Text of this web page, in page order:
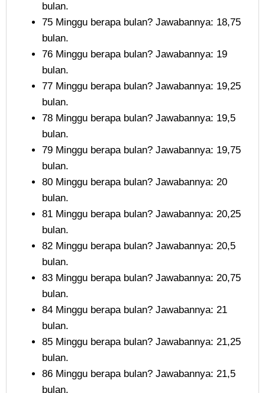
bulan.
75 Minggu berapa bulan? Jawabannya: 18,75
bulan.
76 Minggu berapa bulan? Jawabannya: 19
bulan.
77 Minggu berapa bulan? Jawabannya: 19,25
bulan.
78 Minggu berapa bulan? Jawabannya: 19,5
bulan.
79 Minggu berapa bulan? Jawabannya: 19,75
bulan.
80 Minggu berapa bulan? Jawabannya: 20
bulan.
81 Minggu berapa bulan? Jawabannya: 20,25
bulan.
82 Minggu berapa bulan? Jawabannya: 20,5
bulan.
83 Minggu berapa bulan? Jawabannya: 20,75
bulan.
84 Minggu berapa bulan? Jawabannya: 21
bulan.
85 Minggu berapa bulan? Jawabannya: 21,25
bulan.
86 Minggu berapa bulan? Jawabannya: 21,5
bulan.